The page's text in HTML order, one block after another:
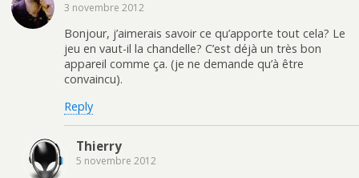
3 novembre 2012
Bonjour, j’aimerais savoir ce qu’apporte tout cela? Le
jeu en vaut-il la chandelle? C’est déjà un très bon
appareil comme ça. (je ne demande qu’à être
convaincu).
Reply
Thierry
5 novembre 2012